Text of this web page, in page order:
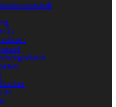
05
04